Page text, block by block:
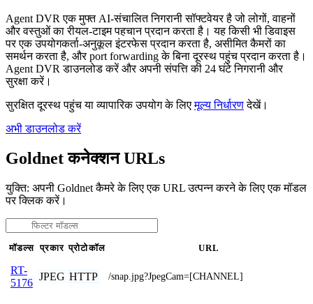
Agent DVR एक मुफ्त AI-संचालित निगरानी सॉफ्टवेयर है जो लोगों, वाहनों
और वस्तुओं का रीयल-टाइम पहचान प्रदान करता है। यह किसी भी डिवाइस
पर एक उपयोगकर्ता-अनुकूल इंटरफेस प्रदान करता है, असीमित कैमरों का
समर्थन करता है, और port forwarding के बिना दूरस्थ पहुंच प्रदान करता है।
Agent DVR डाउनलोड करें और अपनी संपत्ति की 24 घंटे निगरानी और
सुरक्षा करें।
सुरक्षित दूरस्थ पहुंच या व्यापारिक उपयोग के लिएमूल्य निर्धारणदेखें।
अभी डाउनलोड करें
Goldnet कनेक्शन URLs
युक्ति: अपनी Goldnet कैमरे के लिए एक URL उत्पन्न करने के लिए एक मॉडल
पर क्लिक करें।
मॉडल्स प्रकार प्रोटोकॉल URL
RT-
5176
JPEG HTTP /snap.jpg?JpegCam=[CHANNEL]